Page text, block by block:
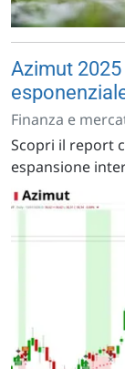
Azimut
Finanza e
Scopri il report
espansione